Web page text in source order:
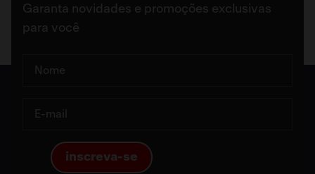
Garanta novidades e promoções exclusivas
para você
inscreva-se